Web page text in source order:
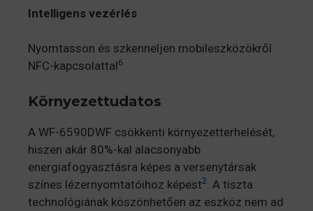
Intelligens vezérlés
Nyomtasson és szkenneljen mobileszközökről
NFC-kapcsolattal6
Környezettudatos
A WF-6590DWF csökkenti környezetterhelését,
hiszen akár 80%-kal alacsonyabb
energiafogyasztásra képes a versenytársak
színes lézernyomtatóihoz képest2 . A tiszta
technológiának köszönhetően az eszköz nem ad